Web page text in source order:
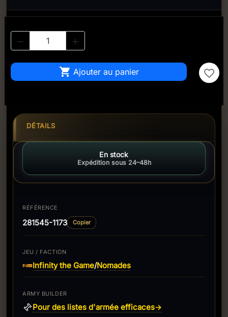
 
 Ajouter au panier favorite_border
DÉTAILS
En stock
Expédition sous 24–48h
RÉFÉRENCE
281545-1173 Copier
JEU / FACTION
Infinity the Game/Nomades
ARMY BUILDER
Pour des listes d'armée efficaces→